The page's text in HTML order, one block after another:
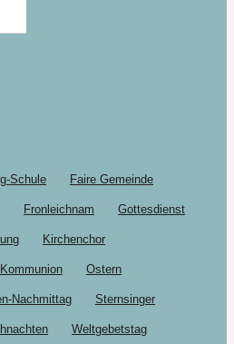
Schule Faire Gemeinde
Fronleichnam Gottesdienst
Kirchenchor
Kommunion Ostern
Nachmittag Sternsinger
Weltgebetstag